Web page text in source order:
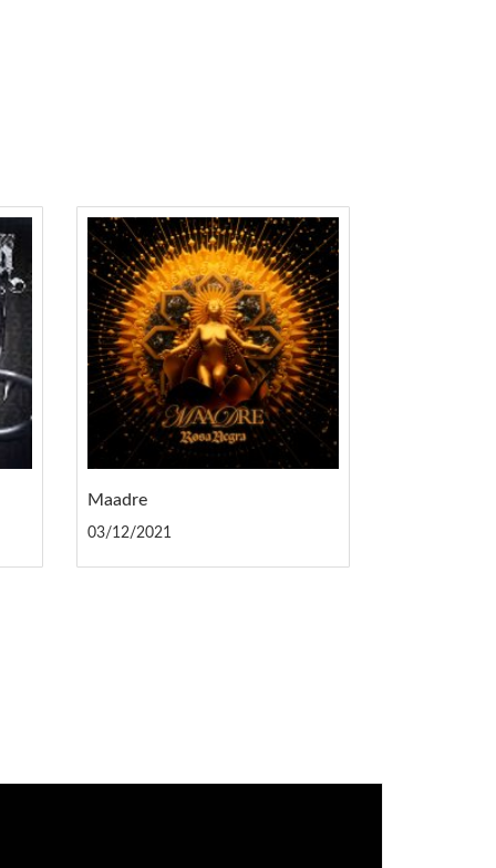
Maadre
03/12/2021